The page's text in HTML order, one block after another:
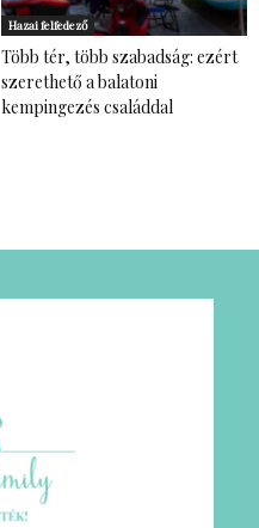
Hazai felfedező
Több tér, több szabadság: ezért
szerethető a balatoni
kempingezés családdal